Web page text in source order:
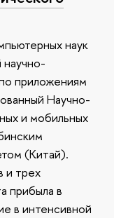
наук
приложениям
Научно-
и мобильных
(Китай).
и трех
прибыла в
в интенсивной